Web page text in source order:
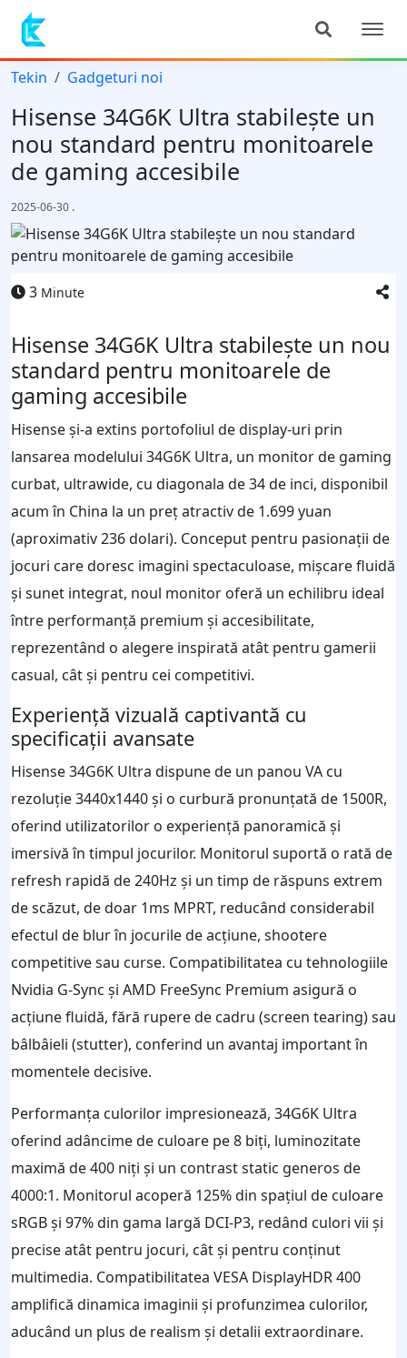
Tekin Gadgeturi noi
Hisense 34G6K Ultra stabilește un
nou standard pentru monitoarele
de gaming accesibile
2025-06-30 .
3 Minute
Hisense 34G6K Ultra stabilește un nou
standard pentru monitoarele de
gaming accesibile
Hisense și-a extins portofoliul de display-uri prin
lansarea modelului 34G6K Ultra, un monitor de gaming
curbat, ultrawide, cu diagonala de 34 de inci, disponibil
acum în China la un preț atractiv de 1.699 yuan
(aproximativ 236 dolari). Conceput pentru pasionații de
jocuri care doresc imagini spectaculoase, mișcare fluidă
și sunet integrat, noul monitor oferă un echilibru ideal
între performanță premium și accesibilitate,
reprezentând o alegere inspirată atât pentru gamerii
casual, cât și pentru cei competitivi.
Experiență vizuală captivantă cu
specificații avansate
Hisense 34G6K Ultra dispune de un panou VA cu
rezoluție 3440x1440 și o curbură pronunțată de 1500R,
oferind utilizatorilor o experiență panoramică și
imersivă în timpul jocurilor. Monitorul suportă o rată de
refresh rapidă de 240Hz și un timp de răspuns extrem
de scăzut, de doar 1ms MPRT, reducând considerabil
efectul de blur în jocurile de acțiune, shootere
competitive sau curse. Compatibilitatea cu tehnologiile
Nvidia G-Sync și AMD FreeSync Premium asigură o
acțiune fluidă, fără rupere de cadru (screen tearing) sau
bâlbâieli (stutter), conferind un avantaj important în
momentele decisive.
Performanța culorilor impresionează, 34G6K Ultra
oferind adâncime de culoare pe 8 biți, luminozitate
maximă de 400 niți și un contrast static generos de
4000:1. Monitorul acoperă 125% din spațiul de culoare
sRGB și 97% din gama largă DCI-P3, redând culori vii și
precise atât pentru jocuri, cât și pentru conținut
multimedia. Compatibilitatea VESA DisplayHDR 400
amplifică dinamica imaginii și profunzimea culorilor,
aducând un plus de realism și detalii extraordinare.